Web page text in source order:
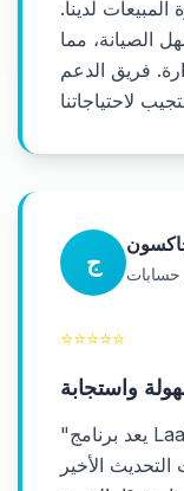
المبيعات لدينا.
الصيانة، مما
فريق الدعم
ج
⭐⭐⭐⭐⭐
واستجابة
"يعد برنامج Laabamone ERP بديهيًا وسهل
الأخير